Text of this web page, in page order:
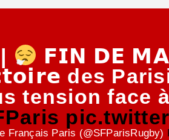
𝗙𝗜𝗡 𝗗𝗘
des
tension face
Français Paris (@SFParisRugby)